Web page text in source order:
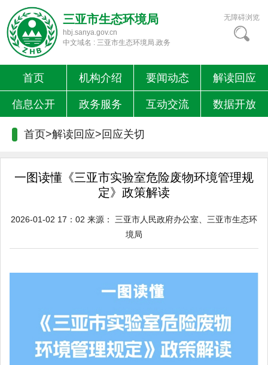
三亚市生态环境局
hbj.sanya.gov.cn
中文域名 : 三亚市生态环境局.政务
无障碍浏览
首页 机构介绍 要闻动态 解读回应
信息公开 政务服务 互动交流 数据开放
首页>解读回应> 回应关切
一图读懂《三亚市实验室危险废物环境管理规
定》政策解读
2026-01-02 17：02 来源：
三亚市人民政府办公室、三亚市生态环
境局